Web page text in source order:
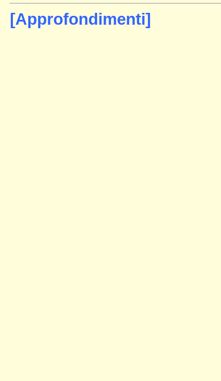
[Approfondimenti]